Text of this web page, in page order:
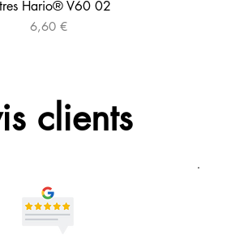
Hario® V60 02
Prix
6,60 €
clients